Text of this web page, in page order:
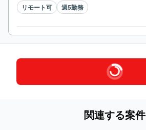
リモート可 週5勤務
関連する案件